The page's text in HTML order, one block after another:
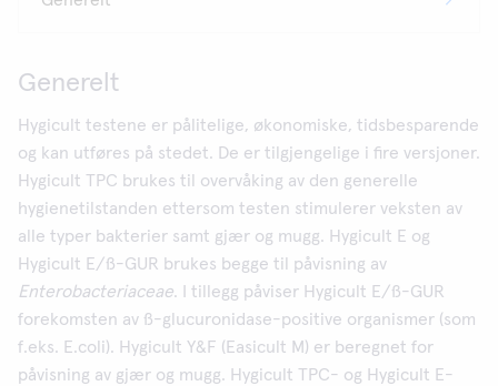
Generelt
Hygicult testene er pålitelige, økonomiske, tidsbesparende
og kan utføres på stedet. De er tilgjengelige i fire versjoner.
Hygicult TPC brukes til overvåking av den generelle
hygienetilstanden ettersom testen stimulerer veksten av
alle typer bakterier samt gjær og mugg. Hygicult E og
Hygicult E/ß-GUR brukes begge til påvisning av
Enterobacteriaceae. I tillegg påviser Hygicult E/ß-GUR
forekomsten av ß-glucuronidase-positive organismer (som
f.eks. E.coli). Hygicult Y&F (Easicult M) er beregnet for
påvisning av gjær og mugg. Hygicult TPC- og Hygicult E-